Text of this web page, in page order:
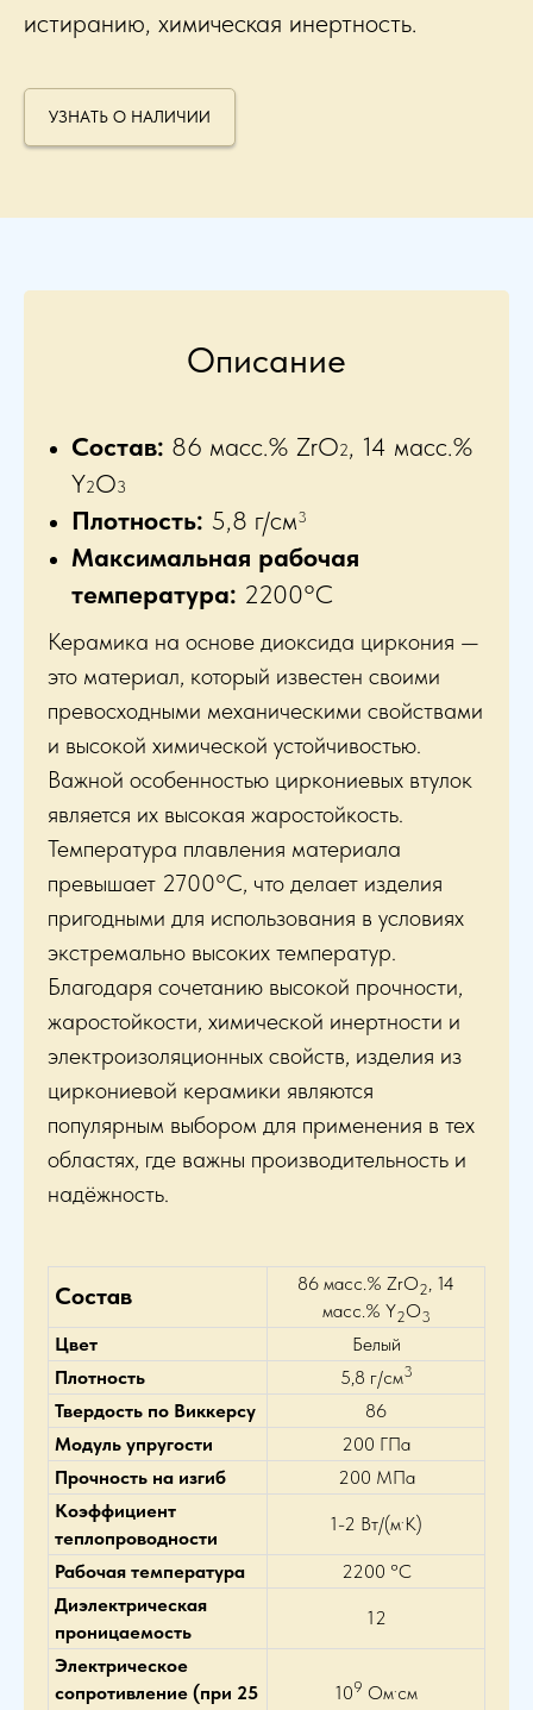
истиранию, химическая инертность.
УЗНАТЬ О НАЛИЧИИ
Описание
Состав: 86 масс.% ZrO2, 14 масс.%
Y2O3
Плотность: 5,8 г/см3
Максимальная рабочая
температура: 2200°C
Керамика на основе диоксида циркония —
это материал, который известен своими
превосходными механическими свойствами
и высокой химической устойчивостью.
Важной особенностью циркониевых втулок
является их высокая жаростойкость.
Температура плавления материала
превышает 2700°C, что делает изделия
пригодными для использования в условиях
экстремально высоких температур.
Благодаря сочетанию высокой прочности,
жаростойкости, химической инертности и
электроизоляционных свойств, изделия из
циркониевой керамики являются
популярным выбором для применения в тех
областях, где важны производительность и
надёжность.
Состав 86 масс.% ZrO2, 14
масс.% Y2O3
Цвет
Белый
Плотность
5,8 г/см3
Твердость по Виккерсу
86
Модуль упругости
200 ГПа
Прочность на изгиб
200 МПа
Коэффициент
теплопроводности
1-2 Вт/(м К)
Рабочая температура
2200 °С
Диэлектрическая
проницаемость
12
Электрическое
сопротивление (при 25
109 Ом см